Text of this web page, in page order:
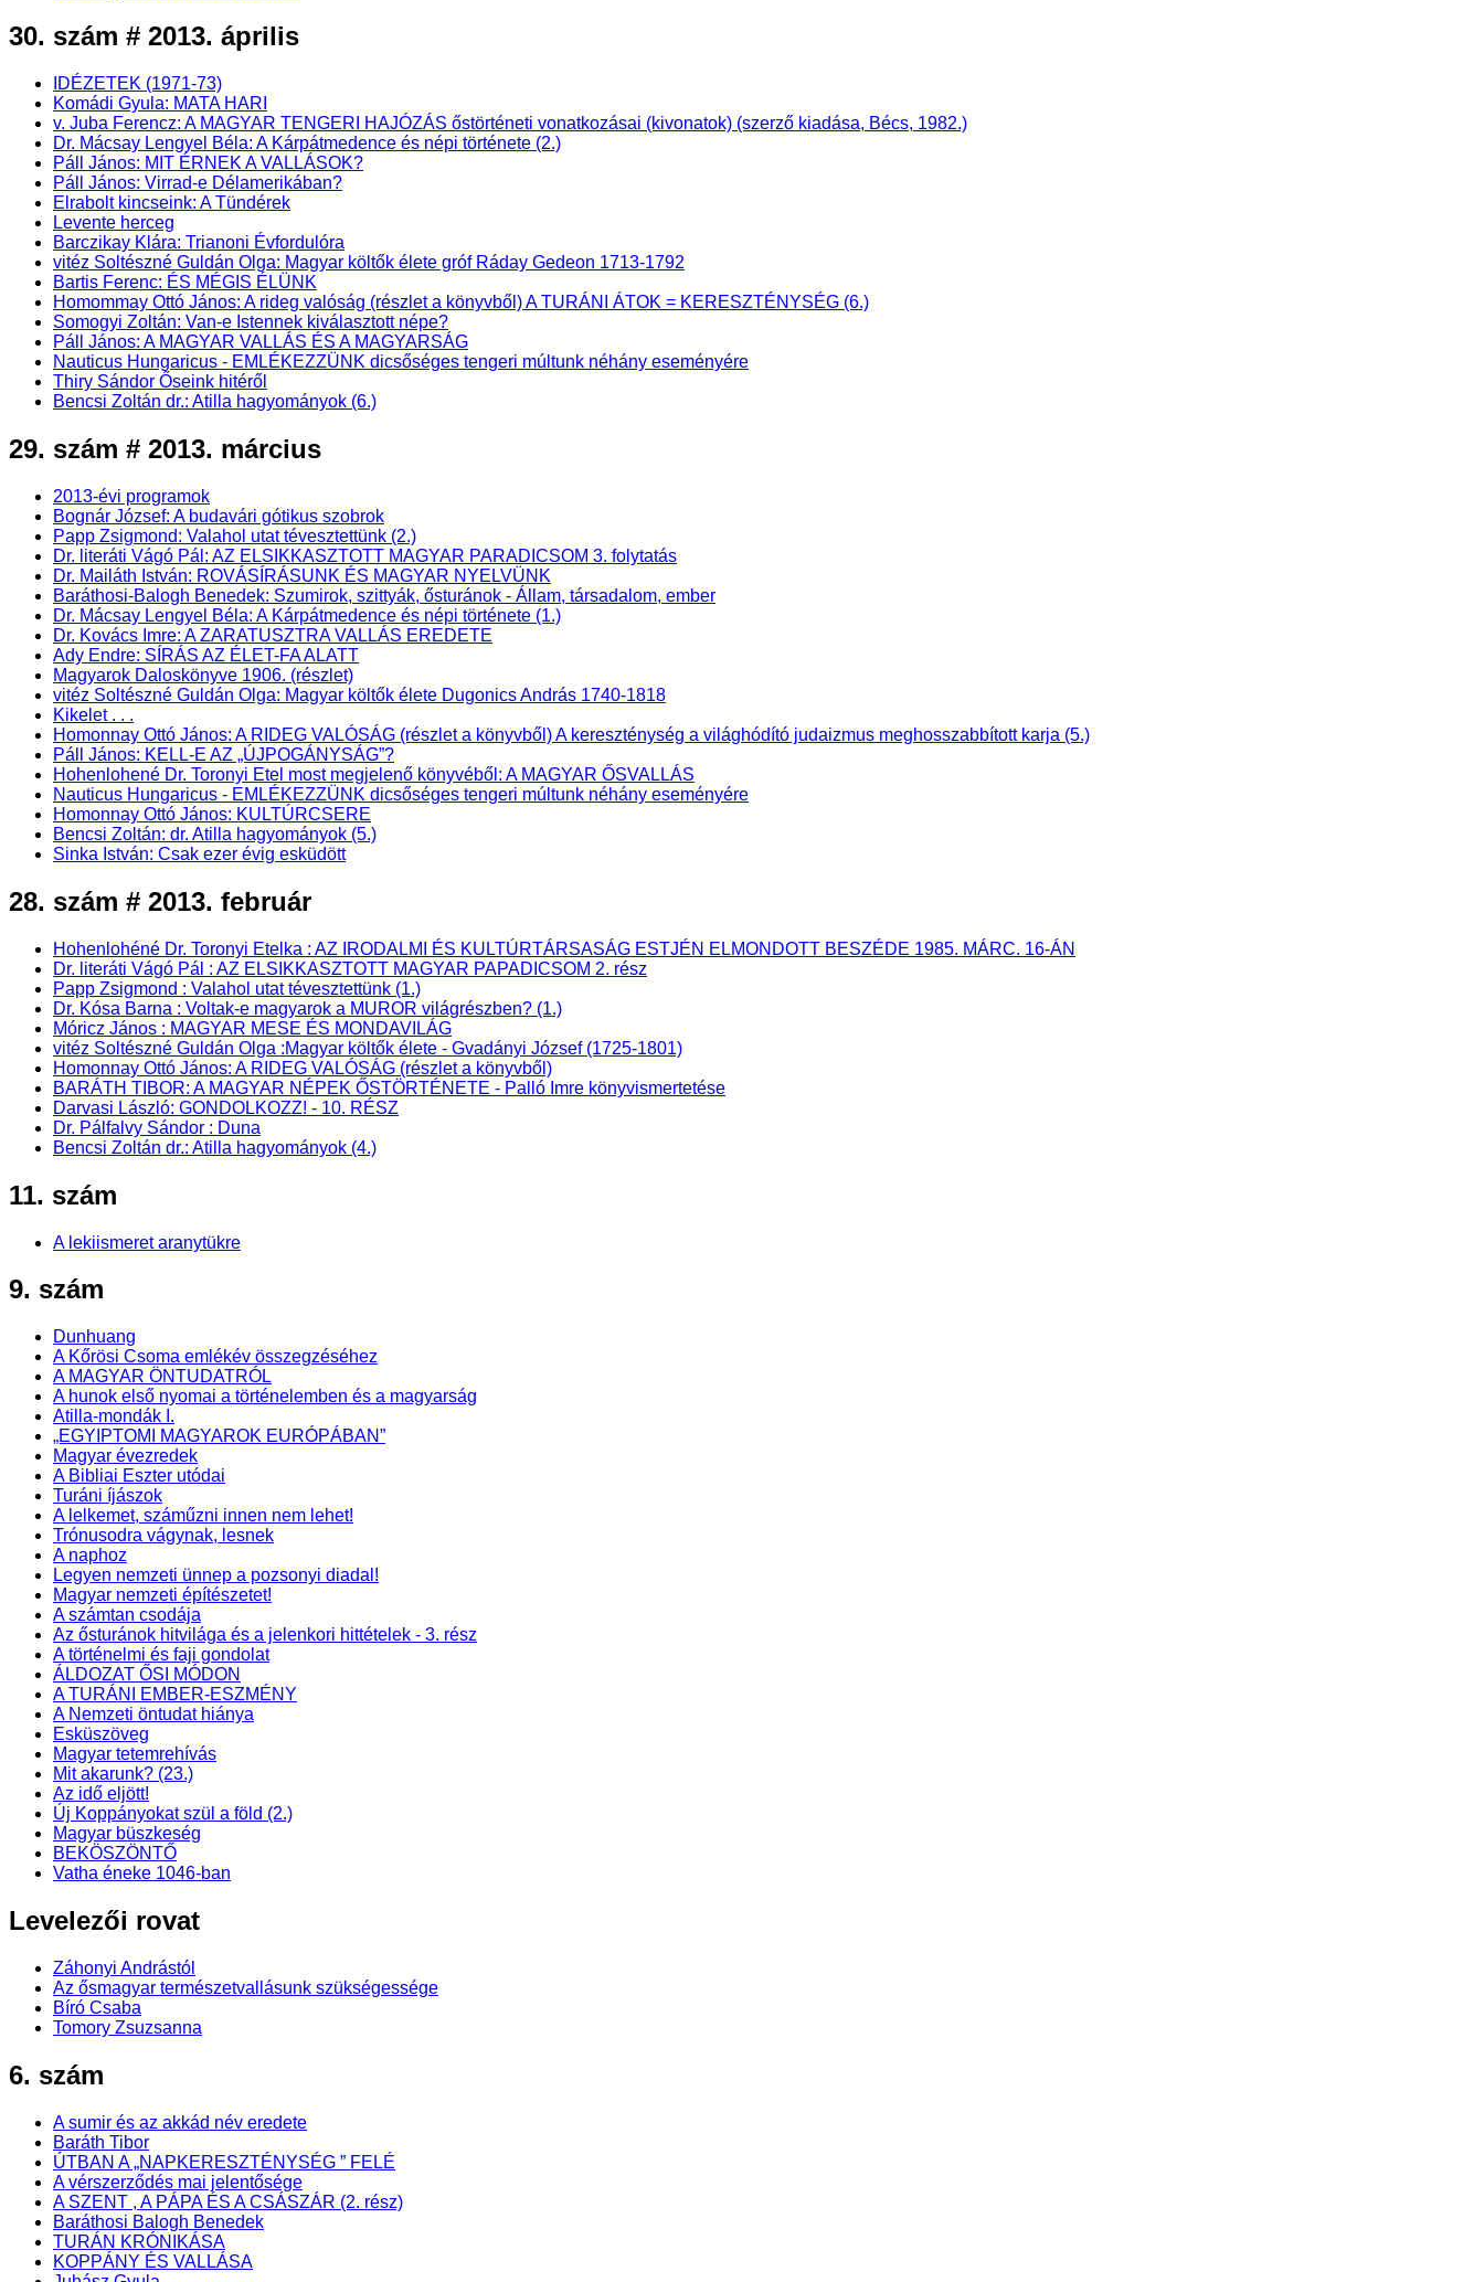
30. szám # 2013. április
IDÉZETEK (1971-73)
Komádi Gyula: MATA HARI
v. Juba Ferencz: A MAGYAR TENGERI HAJÓZÁS őstörténeti vonatkozásai (kivonatok) (szerző kiadása, Bécs, 1982.)
Dr. Mácsay Lengyel Béla: A Kárpátmedence és népi története (2.)
Páll János: MIT ÉRNEK A VALLÁSOK?
Páll János: Virrad-e Délamerikában?
Elrabolt kincseink: A Tündérek
Levente herceg
Barczikay Klára: Trianoni Évfordulóra
vitéz Soltészné Guldán Olga: Magyar költők élete gróf Ráday Gedeon 1713-1792
Bartis Ferenc: ÉS MÉGIS ÉLÜNK
Homommay Ottó János: A rideg valóság (részlet a könyvből) A TURÁNI ÁTOK = KERESZTÉNYSÉG (6.)
Somogyi Zoltán: Van-e Istennek kiválasztott népe?
Páll János: A MAGYAR VALLÁS ÉS A MAGYARSÁG
Nauticus Hungaricus - EMLÉKEZZÜNK dicsőséges tengeri múltunk néhány eseményére
Thiry Sándor Őseink hitéről
Bencsi Zoltán dr.: Atilla hagyományok (6.)
29. szám # 2013. március
2013-évi programok
Bognár József: A budavári gótikus szobrok
Papp Zsigmond: Valahol utat tévesztettünk (2.)
Dr. literáti Vágó Pál: AZ ELSIKKASZTOTT MAGYAR PARADICSOM 3. folytatás
Dr. Mailáth István: ROVÁSÍRÁSUNK ÉS MAGYAR NYELVÜNK
Baráthosi-Balogh Benedek: Szumirok, szittyák, ősturánok - Állam, társadalom, ember
Dr. Mácsay Lengyel Béla: A Kárpátmedence és népi története (1.)
Dr. Kovács Imre: A ZARATUSZTRA VALLÁS EREDETE
Ady Endre: SÍRÁS AZ ÉLET-FA ALATT
Magyarok Daloskönyve 1906. (részlet)
vitéz Soltészné Guldán Olga: Magyar költők élete Dugonics András 1740-1818
Kikelet . . .
Homonnay Ottó János: A RIDEG VALÓSÁG (részlet a könyvből) A kereszténység a világhódító judaizmus meghosszabbított karja (5.)
Páll János: KELL-E AZ „ÚJPOGÁNYSÁG”?
Hohenlohené Dr. Toronyi Etel most megjelenő könyvéből: A MAGYAR ŐSVALLÁS
Nauticus Hungaricus - EMLÉKEZZÜNK dicsőséges tengeri múltunk néhány eseményére
Homonnay Ottó János: KULTÚRCSERE
Bencsi Zoltán: dr. Atilla hagyományok (5.)
Sinka István: Csak ezer évig esküdött
28. szám # 2013. február
Hohenlohéné Dr. Toronyi Etelka : AZ IRODALMI ÉS KULTÚRTÁRSASÁG ESTJÉN ELMONDOTT BESZÉDE 1985. MÁRC. 16-ÁN
Dr. literáti Vágó Pál : AZ ELSIKKASZTOTT MAGYAR PAPADICSOM 2. rész
Papp Zsigmond : Valahol utat tévesztettünk (1.)
Dr. Kósa Barna : Voltak-e magyarok a MUROR világrészben? (1.)
Móricz János : MAGYAR MESE ÉS MONDAVILÁG
vitéz Soltészné Guldán Olga :Magyar költők élete - Gvadányi József (1725-1801)
Homonnay Ottó János: A RIDEG VALÓSÁG (részlet a könyvből)
BARÁTH TIBOR: A MAGYAR NÉPEK ŐSTÖRTÉNETE - Palló Imre könyvismertetése
Darvasi László: GONDOLKOZZ! - 10. RÉSZ
Dr. Pálfalvy Sándor : Duna
Bencsi Zoltán dr.: Atilla hagyományok (4.)
11. szám
A lekiismeret aranytükre
9. szám
Dunhuang
A Kőrösi Csoma emlékév összegzéséhez
A MAGYAR ÖNTUDATRÓL
A hunok első nyomai a történelemben és a magyarság
Atilla-mondák I.
„EGYIPTOMI MAGYAROK EURÓPÁBAN”
Magyar évezredek
A Bibliai Eszter utódai
Turáni íjászok
A lelkemet, száműzni innen nem lehet!
Trónusodra vágynak, lesnek
A naphoz
Legyen nemzeti ünnep a pozsonyi diadal!
Magyar nemzeti építészetet!
A számtan csodája
Az ősturánok hitvilága és a jelenkori hittételek - 3. rész
A történelmi és faji gondolat
ÁLDOZAT ŐSI MÓDON
A TURÁNI EMBER-ESZMÉNY
A Nemzeti öntudat hiánya
Esküszöveg
Magyar tetemrehívás
Mit akarunk? (23.)
Az idő eljött!
Új Koppányokat szül a föld (2.)
Magyar büszkeség
BEKÖSZÖNTŐ
Vatha éneke 1046-ban
Levelezői rovat
Záhonyi Andrástól
Az ősmagyar természetvallásunk szükségessége
Bíró Csaba
Tomory Zsuzsanna
6. szám
A sumir és az akkád név eredete
Baráth Tibor
ÚTBAN A „NAPKERESZTÉNYSÉG ” FELÉ
A vérszerződés mai jelentősége
A SZENT , A PÁPA ÉS A CSÁSZÁR (2. rész)
Baráthosi Balogh Benedek
TURÁN KRÓNIKÁSA
KOPPÁNY ÉS VALLÁSA